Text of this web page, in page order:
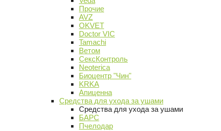
Прочие
AVZ
OKVET
Doctor VIC
Tamachi
Ветом
СексКонтроль
Neoterica
Биоцентр "Чин"
KRKA
Апиценна
Средства для ухода за ушами
Средства для ухода за ушами
БАРС
Пчелодар